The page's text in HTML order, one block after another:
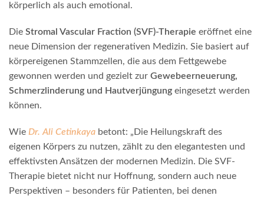
körperlich als auch emotional.
Die Stromal Vascular Fraction (SVF)-Therapie eröffnet eine
neue Dimension der regenerativen Medizin. Sie basiert auf
körpereigenen Stammzellen, die aus dem Fettgewebe
gewonnen werden und gezielt zur Gewebeerneuerung,
Schmerzlinderung und Hautverjüngung eingesetzt werden
können.
Wie Dr. Ali Cetinkaya betont: „Die Heilungskraft des
eigenen Körpers zu nutzen, zählt zu den elegantesten und
effektivsten Ansätzen der modernen Medizin. Die SVF-
Therapie bietet nicht nur Hoffnung, sondern auch neue
Perspektiven – besonders für Patienten, bei denen